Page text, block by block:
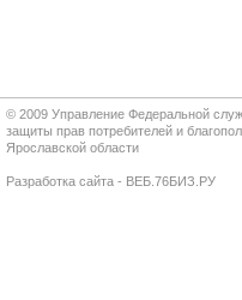
© 2009 Управление Федеральной
защиты прав потребителей и
Ярославской области
Разработка сайта - ВЕБ.76БИЗ.РУ